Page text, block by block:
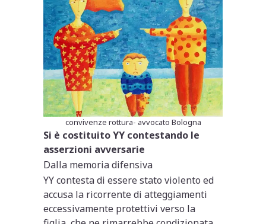
convivenze rottura- avvocato Bologna
Si è costituito YY contestando le
asserzioni avversarie
Dalla memoria difensiva
YY contesta di essere stato violento ed
accusa la ricorrente di atteggiamenti
eccessivamente protettivi verso la